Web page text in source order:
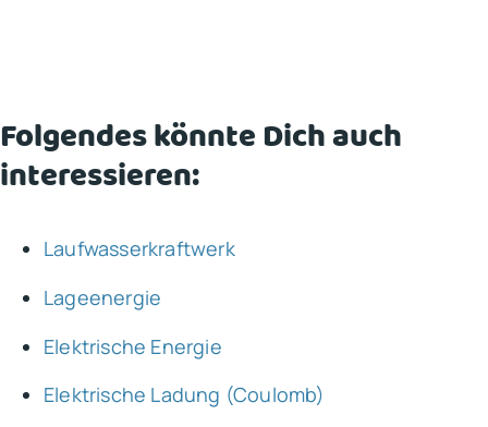
Folgendes könnte Dich auch
interessieren:
Laufwasserkraftwerk
Lageenergie
Elektrische Energie
Elektrische Ladung (Coulomb)